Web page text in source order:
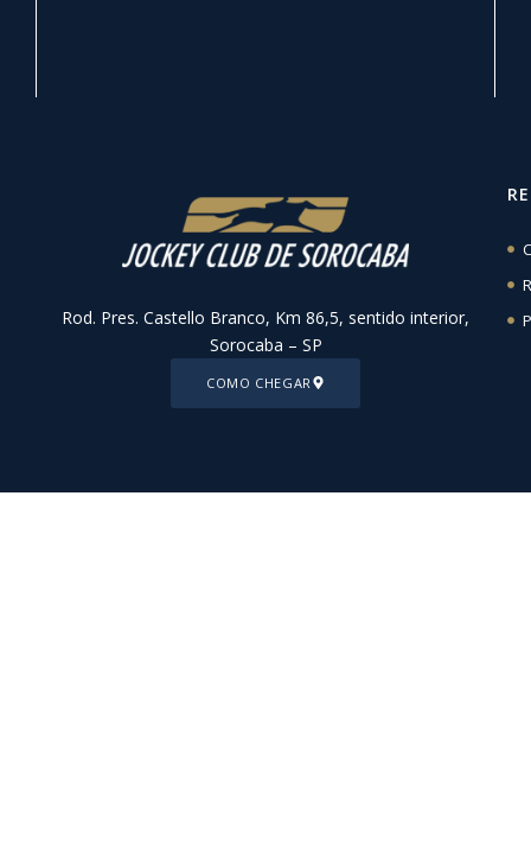
Rod. Pres. Castello Branco, Km 86,5, sentido interior,
Sorocaba – SP
COMO CHEGAR